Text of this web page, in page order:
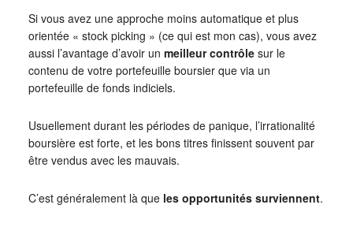
Si vous avez une approche moins automatique et plus
orientée « stock picking » (ce qui est mon cas), vous avez
aussi l’avantage d’avoir un meilleur contrôlesur le
contenu de votre portefeuille boursier que via un
portefeuille de fonds indiciels.
Usuellement durant les périodes de panique, l’irrationalité
boursière est forte, et les bons titres finissent souvent par
être vendus avec les mauvais.
C’est généralement là que les opportunités surviennent.